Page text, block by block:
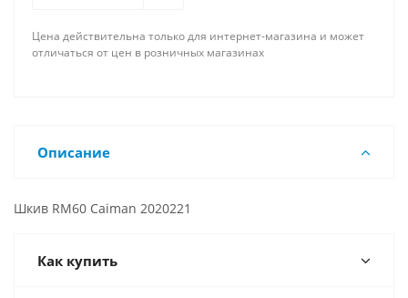
Цена действительна только для интернет-магазина и может
отличаться от цен в розничных магазинах
Описание
Шкив RM60 Caiman 2020221
Как купить